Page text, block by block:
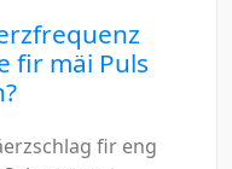
fir mäi Puls
fir eng